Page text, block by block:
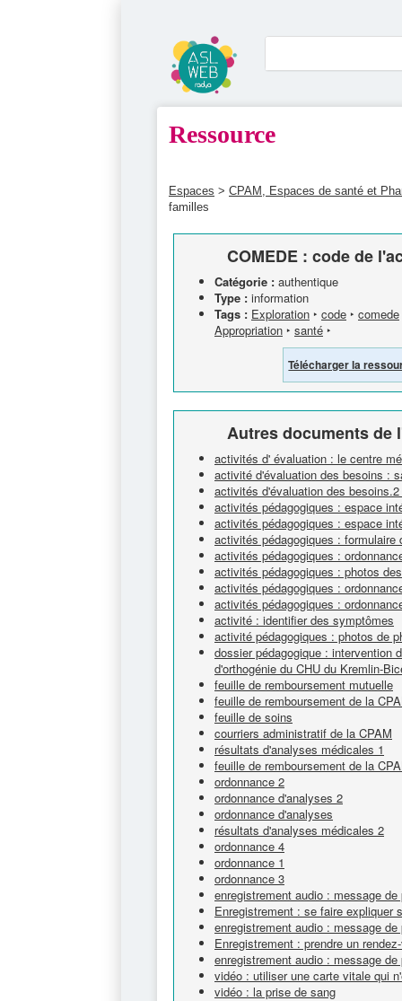
Ressource
Espaces > CPAM, Espaces de santé et
familles
COMEDE : code de
Catégorie : authentique
Type : information
Tags : Exploration ‣ code ‣ comede
Appropriation ‣ santé ‣
Télécharger la
Autres documents de
activités d' évaluation : le centre
activité d'évaluation des besoins :
activités d'évaluation des
activités pédagogiques : espace
activités pédagogiques : espace
activités pédagogiques :
activités pédagogiques :
activités pédagogiques : photos
activités pédagogiques :
activités pédagogiques :
activité : identifier des symptômes
activité pédagogiques : photos de
dossier pédagogique : intervention
d'orthogénie du CHU du Kremlin-
feuille de remboursement mutuelle
feuille de remboursement de la
feuille de soins
courriers administratif de la CPAM
résultats d'analyses médicales 1
feuille de remboursement de la
ordonnance 2
ordonnance d'analyses 2
ordonnance d'analyses
résultats d'analyses médicales 2
ordonnance 4
ordonnance 1
ordonnance 3
enregistrement audio : message
Enregistrement : se faire expliquer
enregistrement audio : message
Enregistrement : prendre un
enregistrement audio : message
vidéo : utiliser une carte vitale qui
vidéo : la prise de sang